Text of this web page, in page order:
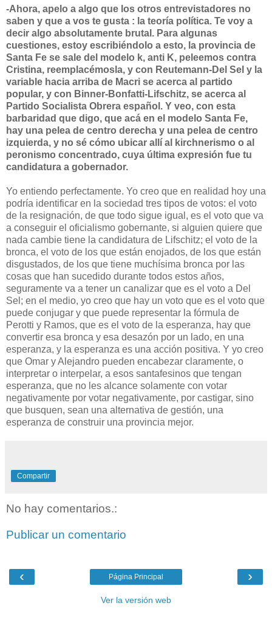
-Ahora, apelo a algo que los otros entrevistadores no
saben y que a vos te gusta : la teoría política. Te voy a
decir algo absolutamente brutal. Para algunas
cuestiones, estoy escribiéndolo a esto, la provincia de
Santa Fe se sale del modelo k, anti K, peleemos contra
Cristina, reemplacémosla, y con Reutemann-Del Sel y la
variable hacia arriba de Macri se acerca al partido
popular, y con Binner-Bonfatti-Lifschitz, se acerca al
Partido Socialista Obrera español. Y veo, con esta
barbaridad que digo, que acá en el modelo Santa Fe,
hay una pelea de centro derecha y una pelea de centro
izquierda, y no sé cómo ubicar allí al kirchnerismo o al
peronismo concentrado, cuya última expresión fue tu
candidatura a gobernador.
Yo entiendo perfectamente. Yo creo que en realidad hoy una
podría identificar en la sociedad tres tipos de votos: el voto
de la resignación, de que todo sigue igual, es el voto que va
a conseguir el oficialismo gobernante, si alguien quiere que
nada cambie tiene la candidatura de Lifschitz; el voto de la
bronca, el voto de los que están enojados, de los que están
disgustados, de los que tiene muchísima bronca por las
cosas que han sucedido durante todos estos años,
seguramente va a tener un canalizar que es el voto a Del
Sel; en el medio, yo creo que hay un voto que es el voto que
puede conjugar y que puede representar la fórmula de
Perotti y Ramos, que es el voto de la esperanza, hay que
convertir esa bronca y esa desazón por un lado, en una
esperanza, y la esperanza es una acción positiva. Y yo creo
que Omar y Alejandro pueden encabezar claramente, o
interpretar o interpelar, a esos santafesinos que tengan
esperanza, que no les alcance solamente con votar
negativamente por votar negativamente, por castigar, sino
que busquen, sean una alternativa de gestión, una
esperanza de construir una provincia mejor.
Compartir
No hay comentarios.:
Publicar un comentario
‹ ›
Página Principal
Ver la versión web